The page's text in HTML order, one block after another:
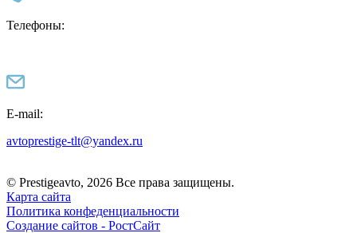
Телефоны:
E-mail:
avtoprestige-tlt@yandex.ru
© Prestigeavto, 2026 Все права защищены.
Карта сайта
Политика конфеденциальности
Создание сайтов - РостСайт